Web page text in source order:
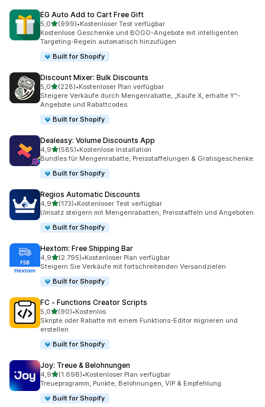
EG Auto Add to Cart Free Gift
5,0von 5 Sternen
(999)
999 Rezensionen insgesamt
•Kostenloser Test verfügbar
Kostenlose Geschenke und BOGO-Angebote mit intelligenten
Targeting-Regeln automatisch hinzufügen
Built for Shopify
Discount Mixer: Bulk Discounts
5,0von 5 Sternen
(228)
228 Rezensionen insgesamt
•Kostenloser Plan verfügbar
Steigere Verkäufe durch Mengenrabatte, „Kaufe X, erhalte Y“-
Angebote und Rabattcodes
Built for Shopify
Dealeasy: Volume Discounts App
4,9von 5 Sternen
(585)
585 Rezensionen insgesamt
•Kostenlose Installation
Bundles für Mengenrabatte, Preisstaffelungen & Gratisgeschenke.
Built for Shopify
Regios Automatic Discounts
4,9von 5 Sternen
(173)
173 Rezensionen insgesamt
•Kostenloser Test verfügbar
Umsatz steigern mit Mengenrabatten, Preisstaffeln und Angeboten
Built for Shopify
Hextom: Free Shipping Bar
4,9von 5 Sternen
(2.795)
2795 Rezensionen insgesamt
•Kostenloser Plan verfügbar
Steigern Sie Verkäufe mit fortschreitenden Versandzielen
Built for Shopify
FC ‑ Functions Creator Scripts
5,0von 5 Sternen
(90)
90 Rezensionen insgesamt
•Kostenlos
Skripte oder Rabatte mit einem Funktions-Editor migrieren und
erstellen
Built for Shopify
Joy: Treue & Belohnungen
4,9von 5 Sternen
(1.698)
1698 Rezensionen insgesamt
•Kostenloser Plan verfügbar
Treueprogramm, Punkte, Belohnungen, VIP & Empfehlung
Built for Shopify